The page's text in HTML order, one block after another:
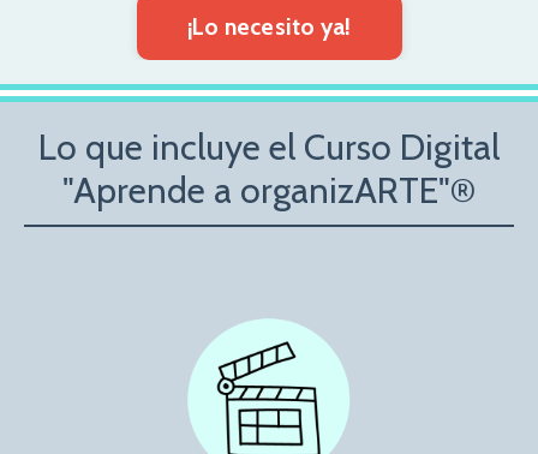
¡Lo necesito ya!
Lo que incluye el Curso Digital
"Aprende a organizARTE"®